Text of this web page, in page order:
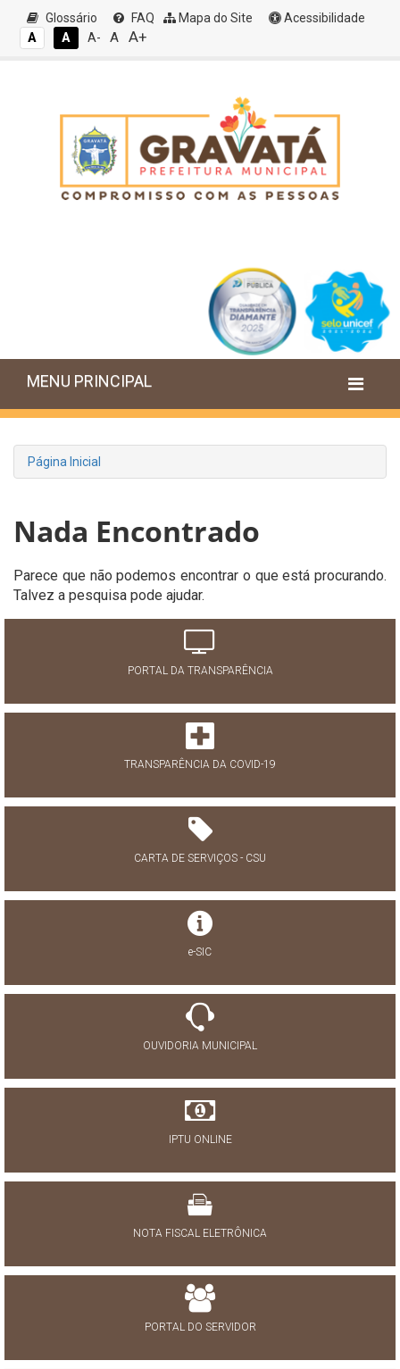
Glossário FAQ Mapa do Site
Acessibilidade
A
A A- A A+
MENU PRINCIPAL
Página Inicial
Nada Encontrado
Parece que não podemos encontrar o que está procurando.
Talvez a pesquisa pode ajudar.
PORTAL DA TRANSPARÊNCIA
TRANSPARÊNCIA DA COVID-19
CARTA DE SERVIÇOS - CSU
e-SIC
OUVIDORIA MUNICIPAL
IPTU ONLINE
NOTA FISCAL ELETRÔNICA
PORTAL DO SERVIDOR